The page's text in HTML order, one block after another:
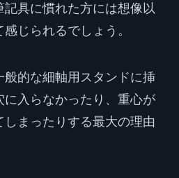
記具に慣れた方には想像以
じられるでしょう。
般的な細軸用スタンドに挿
に入らなかったり、重心が
まったりする最大の理由